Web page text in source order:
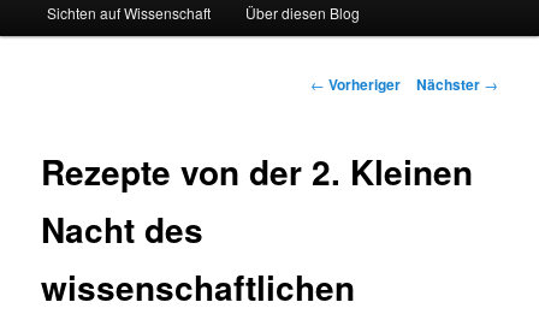
primären
Sichten auf Wissenschaft Über diesen Blog
Beitragsnavigation
← Vorheriger Nächster →
Rezepte von der 2. Kleinen
Nacht des
wissenschaftlichen